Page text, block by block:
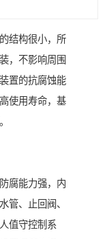
结构很小，所
，不影响周围
置的抗腐蚀能
使用寿命，基
腐能力强，内
管、止回阀、
值守控制系